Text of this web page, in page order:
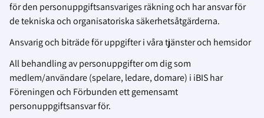
för den personuppgiftsansvariges räkning och har ansvar för
de tekniska och organisatoriska säkerhetsåtgärderna.
Ansvarig och biträde för uppgifter i våra tjänster och hemsidor
All behandling av personuppgifter om dig som
medlem/användare (spelare, ledare, domare) i iBIS har
Föreningen och Förbunden ett gemensamt
personuppgiftsansvar för.